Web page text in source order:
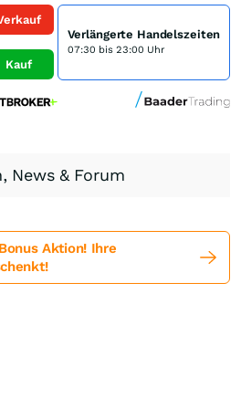
Kauf
Verlängerte Handelszeiten
07:30 bis 23:00 Uhr
News & Forum
Aktion! Ihre